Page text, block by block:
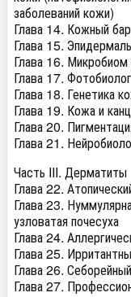
заболеваний кожи)
Глава 14. Кожный
Глава 15.
Глава 16.
Глава 17.
Глава 18. Генетика
Глава 19. Кожа и
Глава 20.
Глава 21.
Часть III. Дерматиты
Глава 22.
Глава 23.
узловатая почесуха
Глава 24.
Глава 25.
Глава 26.
Глава 27.